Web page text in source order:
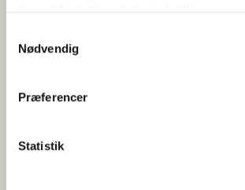
mere information underindstillingerog i
tilbage eller ændre indstillinger fra vores
"Cookiedeklaration", eller ved at trykke
Indsamle præcise oplysninger om
Identificere din enhed baseret på
Nødvendig
Præferencer
Statistik